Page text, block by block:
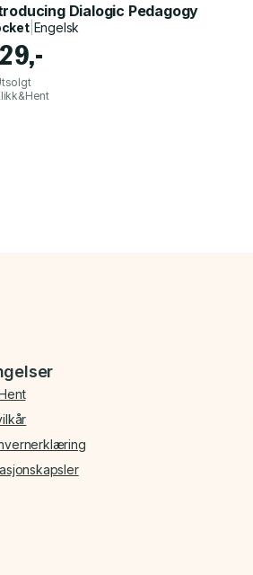
Dialogic Pedagogy
| Engelsk